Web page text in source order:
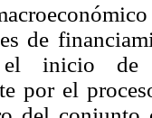
de
el inicio de
por el